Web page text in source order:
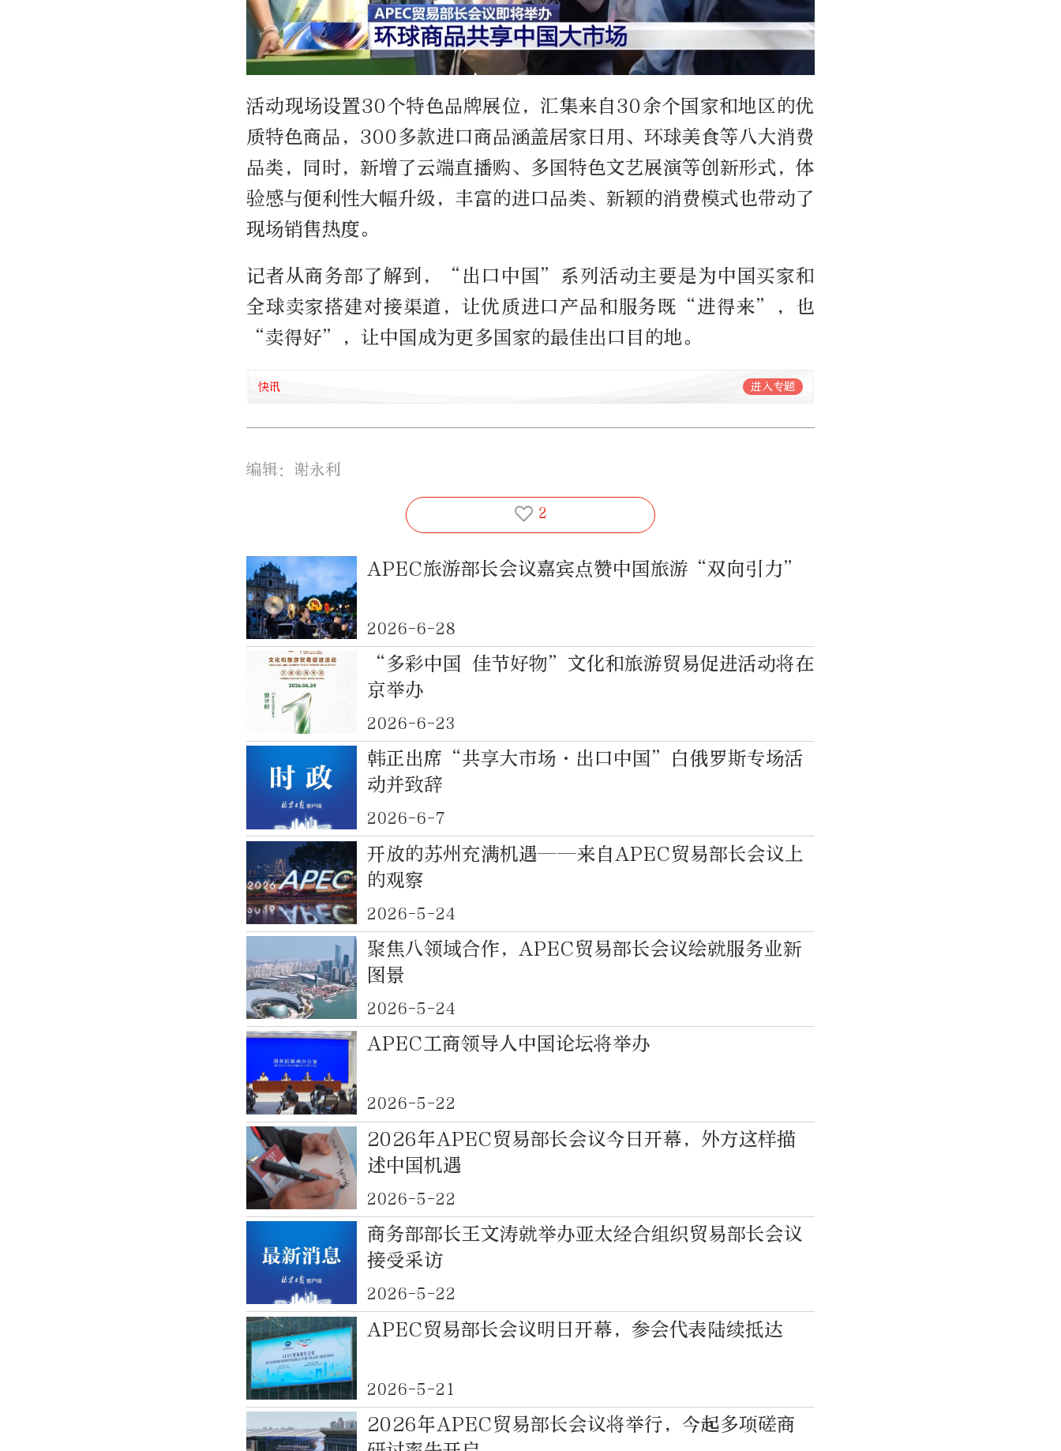
活动现场设置30个特色品牌展位，汇集来自30余个国家和地区的优
质特色商品，300多款进口商品涵盖居家日用、环球美食等八大消费
品类，同时，新增了云端直播购、多国特色文艺展演等创新形式，体
验感与便利性大幅升级，丰富的进口品类、新颖的消费模式也带动了
现场销售热度。
记者从商务部了解到，“出口中国”系列活动主要是为中国买家和
全球卖家搭建对接渠道，让优质进口产品和服务既“进得来”，也
“卖得好”，让中国成为更多国家的最佳出口目的地。
快讯 进入专题
编辑：谢永利
2
APEC旅游部长会议嘉宾点赞中国旅游“双向引力”
2026-6-28
“多彩中国 佳节好物”文化和旅游贸易促进活动将在
京举办
2026-6-23
韩正出席“共享大市场·出口中国”白俄罗斯专场活
动并致辞
2026-6-7
开放的苏州充满机遇——来自APEC贸易部长会议上
的观察
2026-5-24
聚焦八领域合作，APEC贸易部长会议绘就服务业新
图景
2026-5-24
APEC工商领导人中国论坛将举办
2026-5-22
2026年APEC贸易部长会议今日开幕，外方这样描
述中国机遇
2026-5-22
商务部部长王文涛就举办亚太经合组织贸易部长会议
接受采访
2026-5-22
APEC贸易部长会议明日开幕，参会代表陆续抵达
2026-5-21
2026年APEC贸易部长会议将举行，今起多项磋商